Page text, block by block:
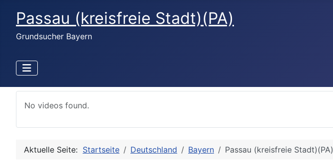
Passau (kreisfreie Stadt)(PA)
Grundsucher Bayern
No videos found.
Aktuelle Seite: Startseite Deutschland Bayern Passau (kreisfreie Stadt)(PA)